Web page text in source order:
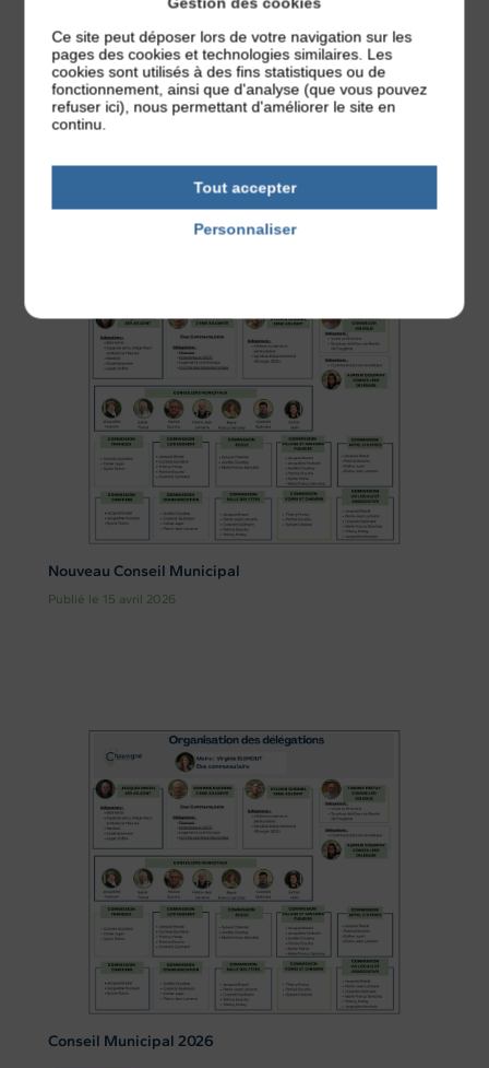
Lutte contre le Frelon Asiatique
Publié le 4 mai 2026
prédateur redoutable, représente ...
Nouveau Conseil Municipal
Publié le 15 avril 2026
Conseil Municipal 2026
Ce site peut déposer lors de votre navigation sur les
pages des cookies et technologies similaires. Les
cookies sont utilisés à des fins statistiques ou de
fonctionnement, ainsi que d'analyse (que vous pouvez
refuser ici), nous permettant d'améliorer le site en
continu.
Tout accepter
Personnaliser